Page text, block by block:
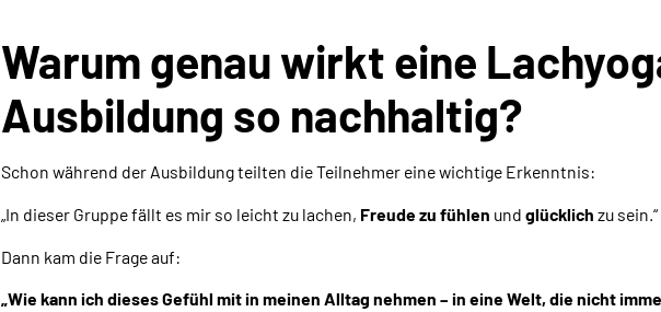
Warum genau wirkt eine
Ausbildung so nachhaltig?
Schon während der Ausbildung teilten die Teilnehmer eine wichtige Erkenntnis:
„In dieser Gruppe fällt es mir so leicht zu lachen, Freude zu fühlen und glücklich zu sein.“
Dann kam die Frage auf:
„Wie kann ich dieses Gefühl mit in meinen Alltag nehmen – in eine Welt, die nicht